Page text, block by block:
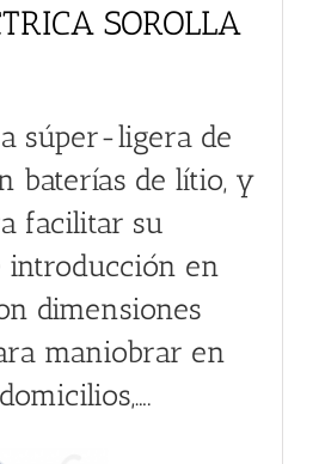
SOROLLA
súper-ligera de
baterías de lítio, y
facilitar su
introducción en
dimensiones
maniobrar en